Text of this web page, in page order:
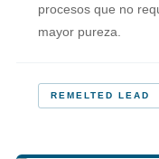
procesos que no
mayor pureza.
REMELTED LEAD